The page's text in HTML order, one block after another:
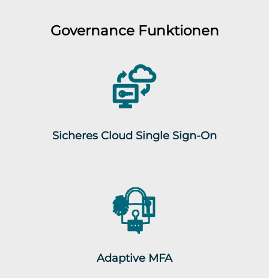
Governance Funktionen
Sicheres Cloud Single Sign-On
Adaptive MFA